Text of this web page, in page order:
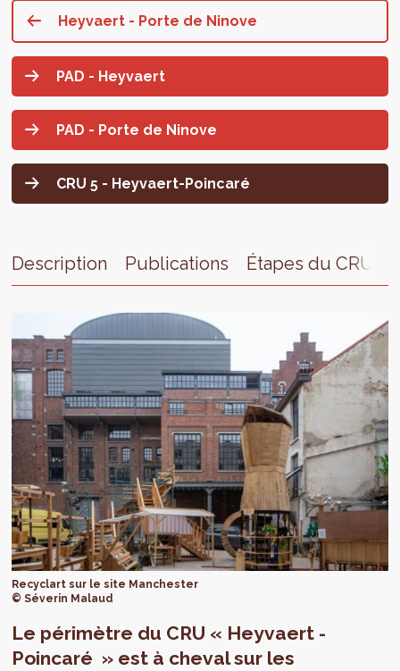
Heyvaert - Porte de Ninove
PAD - Heyvaert
PAD - Porte de Ninove
CRU 5 - Heyvaert-Poincaré
Description Publications Étapes du CRU
Recyclart sur le site Manchester
© Séverin Malaud
Le périmètre du CRU « Heyvaert -
Poincaré » est à cheval sur les